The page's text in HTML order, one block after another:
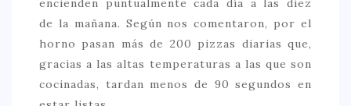
encienden puntualmente cada día a las diez
de la mañana. Según nos comentaron, por el
horno pasan más de 200 pizzas diarias que,
gracias a las altas temperaturas a las que son
cocinadas, tardan menos de 90 segundos en